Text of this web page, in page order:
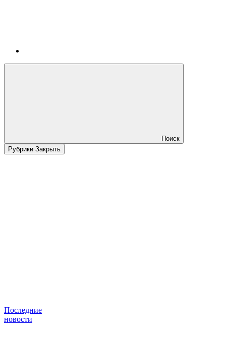
Поиск
Рубрики Закрыть
Последние
новости